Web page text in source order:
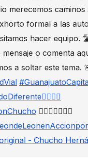
merecemos caminos
formal a las
hacer equipo.
mensaje o comenta
a soltar este tema.
🙋🏾‍♂️✌🏾☝🏾
- Chucho